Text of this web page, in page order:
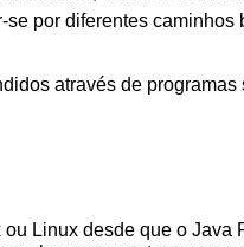
por diferentes
através de
Linux desde que o Java